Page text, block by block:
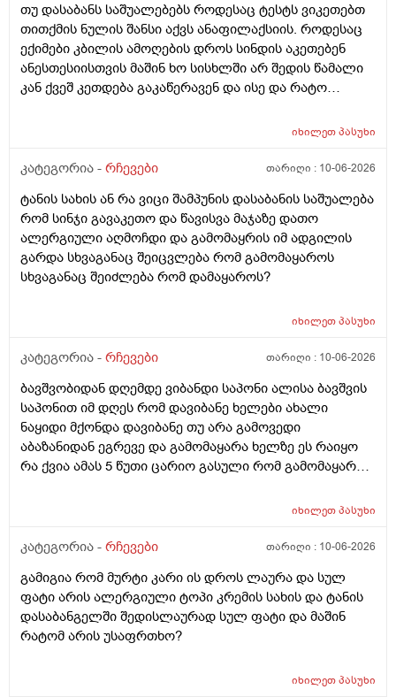
არსად და ვერც წავალ
თუ დასაბანს საშუალებებს როდესაც ტესტს ვიკეთებთ
თითქმის ნულის შანსი აქვს ანაფილაქსიის. როდესაც
ექიმები კბილის ამოღების დროს სინდის აკეთებენ
ანესთესიისთვის მაშინ ხო სისხლში არ შედის წამალი
კან ქვეშ კეთდება გაკაწერავენ და ისე და რატო
ახარო რატომ იკითხებიან თუ ანა ფილოქსიოზე არ
გამონაყარი გაჩნდე რატო არიან მზად ყოფნაში გუშინ
რატო არ აკეთებენ ამ სინდს ყველგან და რატომ
მაინცდამაინც სპეციალურ კლინიკებში რატომ ეს
შენიათ
იხილეთპასუხი
კატეგორია - რჩევები თარიღი : 10-06-2026
ტანის სახის ან რა ვიცი შამპუნის დასაბანის საშუალება
რომ სინჯი გავაკეთო და წავისვა მაჯაზე დათო
ალერგიული აღმოჩდი და გამომაყრის იმ ადგილის
გარდა სხვაგანაც შეიცვლება რომ გამომაყაროს
სხვაგანაც შეიძლება რომ დამაყაროს?
იხილეთპასუხი
კატეგორია - რჩევები თარიღი : 10-06-2026
ბავშვობიდან დღემდე ვიბანდი საპონი ალისა ბავშვის
საპონით იმ დღეს რომ დავიბანე ხელები ახალი
ნაყიდი მქონდა დავიბანე თუ არა გამოვედი
აბაზანიდან ეგრევე და გამომაყარა ხელზე ეს რაიყო
რა ქვია ამას 5 წუთი ცარიო გასული რომ გამომაყარა
იხილეთპასუხი
კატეგორია - რჩევები თარიღი : 10-06-2026
გამიგია რომ მურტი კარი ის დროს ლაურა და სულ
ფატი არის ალერგიული ტოპი კრემის სახის და ტანის
დასაბანგელში შედისლაურად სულ ფატი და მაშინ
რატომ არის უსაფრთხო?
იხილეთპასუხი